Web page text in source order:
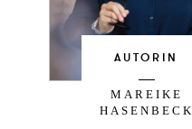
AUTORIN
MAREIKE
HASENBECK